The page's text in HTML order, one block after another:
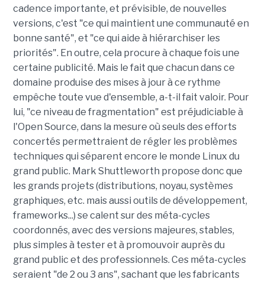
cadence importante, et prévisible, de nouvelles
versions, c'est "ce qui maintient une communauté en
bonne santé", et "ce qui aide à hiérarchiser les
priorités". En outre, cela procure à chaque fois une
certaine publicité. Mais le fait que chacun dans ce
domaine produise des mises à jour à ce rythme
empêche toute vue d'ensemble, a-t-il fait valoir. Pour
lui, "ce niveau de fragmentation" est préjudiciable à
l'Open Source, dans la mesure où seuls des efforts
concertés permettraient de régler les problèmes
techniques qui séparent encore le monde Linux du
grand public. Mark Shuttleworth propose donc que
les grands projets (distributions, noyau, systèmes
graphiques, etc. mais aussi outils de développement,
frameworks...) se calent sur des méta-cycles
coordonnés, avec des versions majeures, stables,
plus simples à tester et à promouvoir auprès du
grand public et des professionnels. Ces méta-cycles
seraient "de 2 ou 3 ans", sachant que les fabricants